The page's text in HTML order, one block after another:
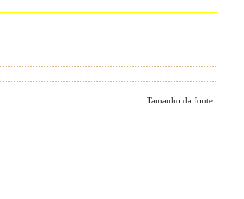
Tamanho da fonte: